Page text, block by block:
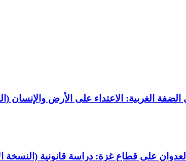
الغربية: الاعتداء على الأرض والإنسان
العدوان على قطاع غزة: دراسة قانونية (النسخة